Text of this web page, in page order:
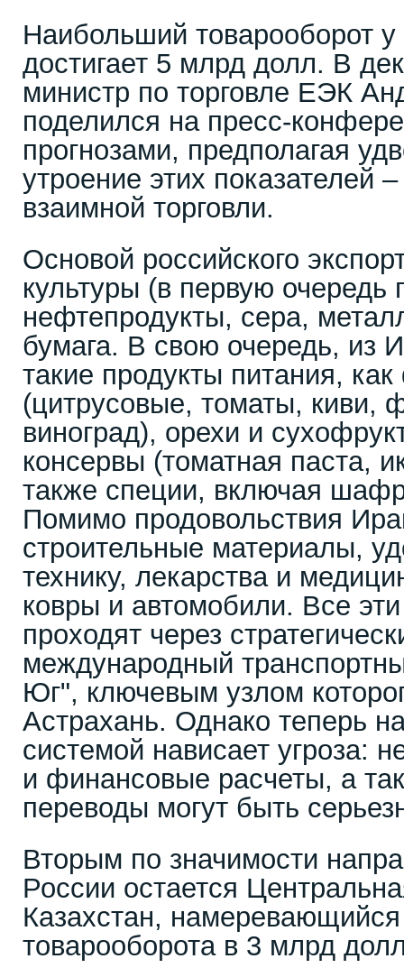
Наибольший товарооборот
достигает 5 млрд долл. В
министр по торговле ЕЭК
поделился на пресс-
прогнозами, предполагая
утроение этих показателей
взаимной торговли.
Основой российского
культуры (в первую очередь
нефтепродукты, сера,
бумага. В свою очередь, из
такие продукты питания,
(цитрусовые, томаты, киви,
виноград), орехи и
консервы (томатная паста,
также специи, включая
Помимо продовольствия
строительные материалы,
технику, лекарства и
ковры и автомобили. Все
проходят через
международный
Юг", ключевым узлом
Астрахань. Однако теперь
системой нависает угроза:
и финансовые расчеты, а
переводы могут быть
Вторым по значимости
России остается
Казахстан, намеревающийся
товарооборота в 3 млрд